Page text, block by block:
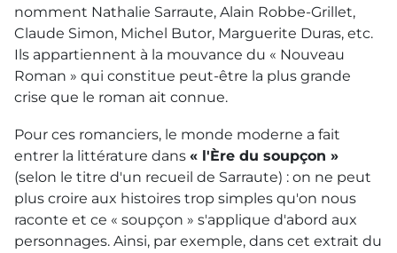
nomment Nathalie Sarraute, Alain Robbe-Grillet,
Claude Simon, Michel Butor, Marguerite Duras, etc.
Ils appartiennent à la mouvance du « Nouveau
Roman » qui constitue peut-être la plus grande
crise que le roman ait connue.
Pour ces romanciers, le monde moderne a fait
entrer la littérature dans « l'Ère du soupçon »
(selon le titre d'un recueil de Sarraute) : on ne peut
plus croire aux histoires trop simples qu'on nous
raconte et ce « soupçon » s'applique d'abord aux
personnages. Ainsi, par exemple, dans cet extrait du